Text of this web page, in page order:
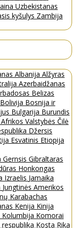
Uzbekistanas
kyšulys Zambija
Albanija Alžyras
Azerbaidžanas
Belizas
Bolivija Bosnija ir
Bulgarija Burundis
Valstybės Čilė
Džersis
Esvatinis Etiopija
Gernsis Gibraltaras
Honkongas
Izraelis Jamaika
Jungtinės Amerikos
Karabachas
Kenija Kinija
Kolumbija Komorai
Kosta Rika